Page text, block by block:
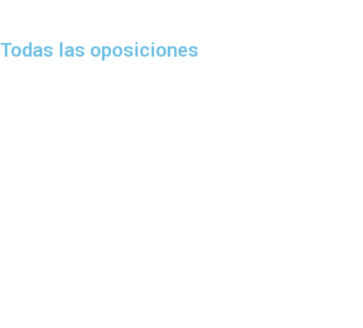
Todas las oposiciones